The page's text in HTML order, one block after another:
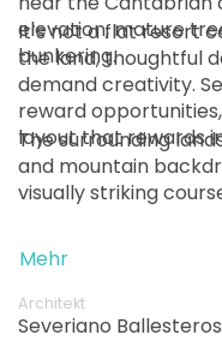
elevation, mature
bunkering.
It’s not a flat resort
the land, thoughtful
demand creativity.
reward
layout that rewards
The surrounding
and mountain
visually striking
Mehr
Architekt
Severiano Ballesteros